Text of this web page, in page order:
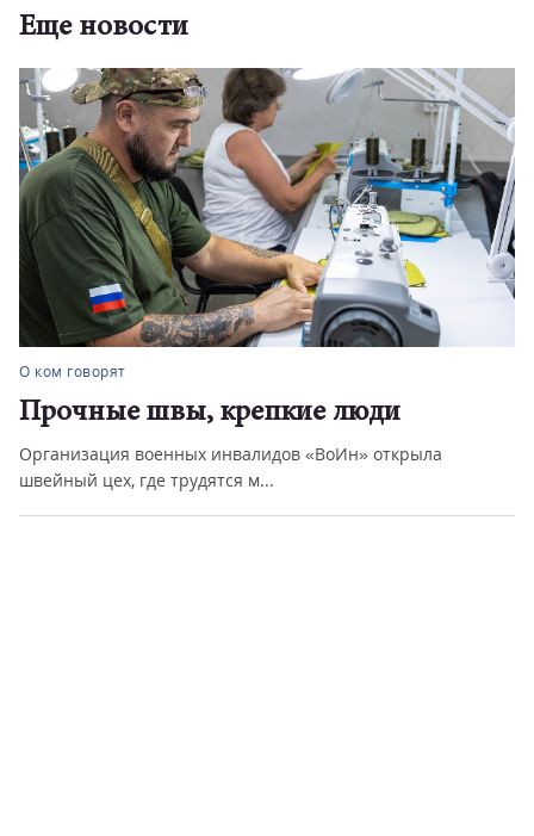
Еще новости
О ком говорят
Поверил в себя
Студент МГТУ имени Г.И. Носова Константин Перминов
стал победителем гран...